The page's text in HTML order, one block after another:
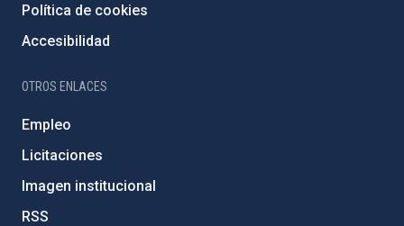
Política de cookies
Accesibilidad
OTROS ENLACES
Empleo
Licitaciones
Imagen institucional
RSS